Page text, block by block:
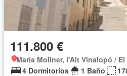
111.800 €
María Moliner, l'Alt Vinalopó /
4 Dormitorios
1 Baño